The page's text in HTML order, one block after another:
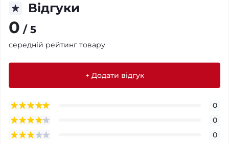
Відгуки
0 / 5
середній рейтинг товару
+ Додати відгук
0
0
0